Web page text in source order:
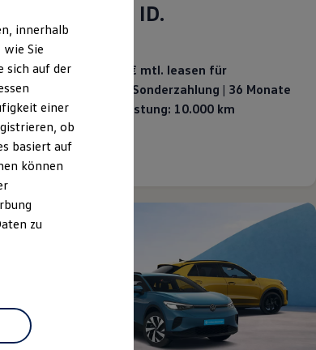
ID.
Neo Trend ab 199,00 € mtl. leasen für
| 6.000,00 €
Sonderzahlung | 36 Monate
| Jährliche Fahrleistung: 10.000 km
Details ansehen
innerhalb
Sie
sich auf der
einer
ob
basiert auf
können
zu